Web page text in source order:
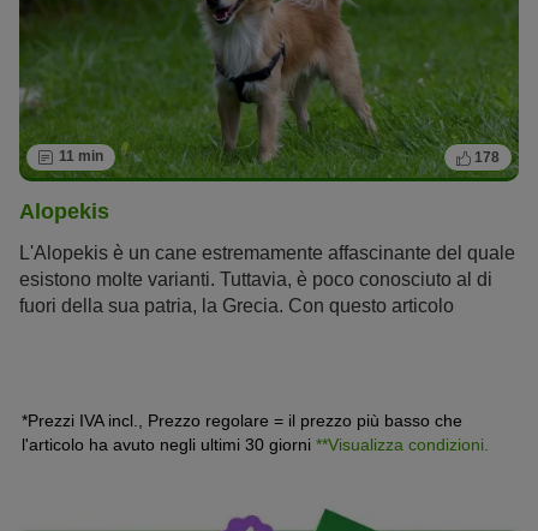
11 min 178
Alopekis
L'Alopekis è un cane estremamente affascinante del quale
esistono molte varianti. Tuttavia, è poco conosciuto al di
fuori della sua patria, la Grecia. Con questo articolo
*Prezzi IVA incl., Prezzo regolare = il prezzo più basso che
l'articolo ha avuto negli ultimi 30 giorni **Visualizza condizioni.